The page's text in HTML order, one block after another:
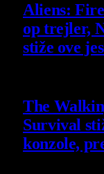
Aliens:
op trejler,
stiže ove
The
Survival
konzole,